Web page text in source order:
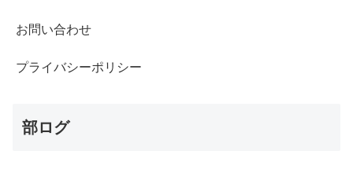
お問い合わせ
プライバシーポリシー
部ログ